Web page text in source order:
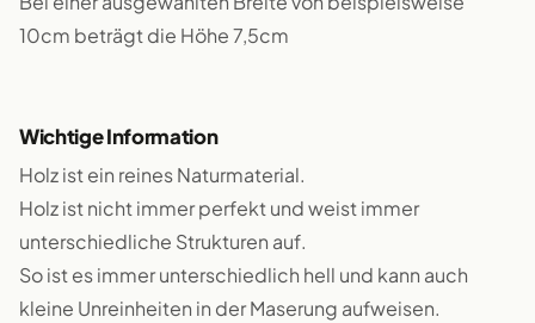
10cm beträgt die Höhe 7,5cm
Wichtige Information
Holz ist ein reines Naturmaterial.
Holz ist nicht immer perfekt und weist immer
unterschiedliche Strukturen auf.
So ist es immer unterschiedlich hell und kann auch
kleine Unreinheiten in der Maserung aufweisen.